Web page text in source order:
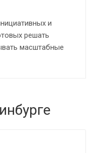
и
решать
масштабные